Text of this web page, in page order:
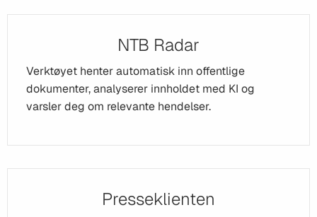
NTB Radar
Verktøyet henter automatisk inn offentlige
dokumenter, analyserer innholdet med KI og
varsler deg om relevante hendelser.
Presseklienten